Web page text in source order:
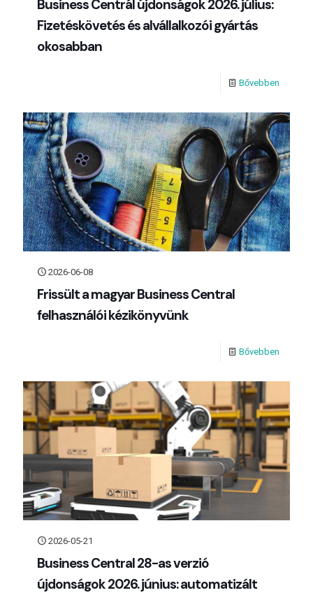
Business Centrál újdonságok 2026. július:
Fizetéskövetés és alvállalkozói gyártás
okosabban
Bővebben
2026-06-08
Frissült a magyar Business Central
felhasználói kézikönyvünk
Bővebben
2026-05-21
Business Central 28-as verzió
újdonságok 2026. június: automatizált